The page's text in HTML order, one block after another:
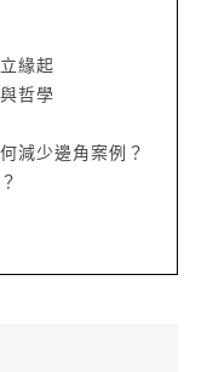
緣起
哲學
減少邊角案例？